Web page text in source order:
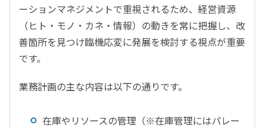
ーションマネジメントで重視されるため、経営資源
（ヒト・モノ・カネ・情報）の動きを常に把握し、改
善箇所を見つけ臨機応変に発展を検討する視点が重要
です。
業務計画の主な内容は以下の通りです。
在庫やリソースの管理（※在庫管理にはパレー